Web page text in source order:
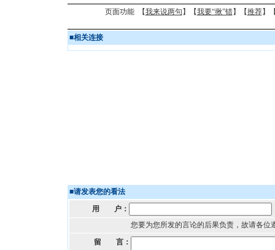
页面功能 【我来说两句 】【我要“揪”错】【推荐】
■相关连接
■请发表您的看法
用 户：
您要为您所发的言论的后果负责，故请各位
留 言：